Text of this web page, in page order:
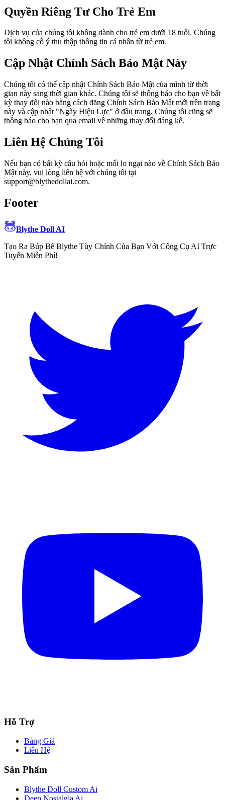
Quyền Riêng Tư Cho Trẻ Em
Dịch vụ của chúng tôi không dành cho trẻ em dưới 18 tuổi. Chúng
tôi không cố ý thu thập thông tin cá nhân từ trẻ em.
Cập Nhật Chính Sách Bảo Mật Này
Chúng tôi có thể cập nhật Chính Sách Bảo Mật của mình từ thời
gian này sang thời gian khác. Chúng tôi sẽ thông báo cho bạn về bất
kỳ thay đổi nào bằng cách đăng Chính Sách Bảo Mật mới trên trang
này và cập nhật "Ngày Hiệu Lực" ở đầu trang. Chúng tôi cũng sẽ
thông báo cho bạn qua email về những thay đổi đáng kể.
Liên Hệ Chúng Tôi
Nếu bạn có bất kỳ câu hỏi hoặc mối lo ngại nào về Chính Sách Bảo
Mật này, vui lòng liên hệ với chúng tôi tại
support@blythedollai.com.
Footer
Blythe Doll AI
Tạo Ra Búp Bê Blythe Tùy Chỉnh Của Bạn Với Công Cụ AI Trực
Tuyến Miễn Phí!
Hỗ Trợ
Bảng Giá
Liên Hệ
Sản Phẩm
Blythe Doll Custom Ai
Deep Nostalgia Ai